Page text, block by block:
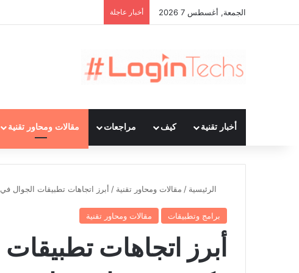
الجمعة, أغسطس 7 2026 أخبار عاجلة
أخبار تقنية كيف مراجعات مقالات ومحاور تقنية
الرئيسية / مقالات ومحاور تقنية / أبرز اتجاهات تطبيقات الجوال في 2023 وكيف تستفاد منها
برامج وتطبيقات مقالات ومحاور تقنية